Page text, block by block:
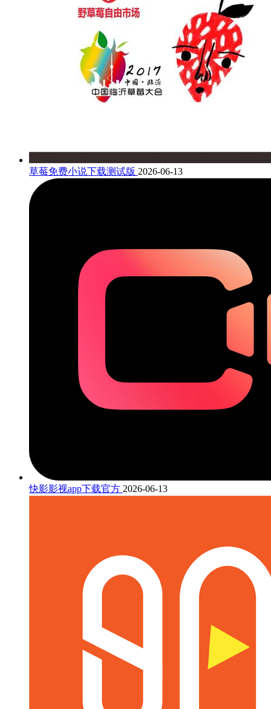
草莓免费小说下载测试版 2026-06-13
快影影视app下载官方 2026-06-13